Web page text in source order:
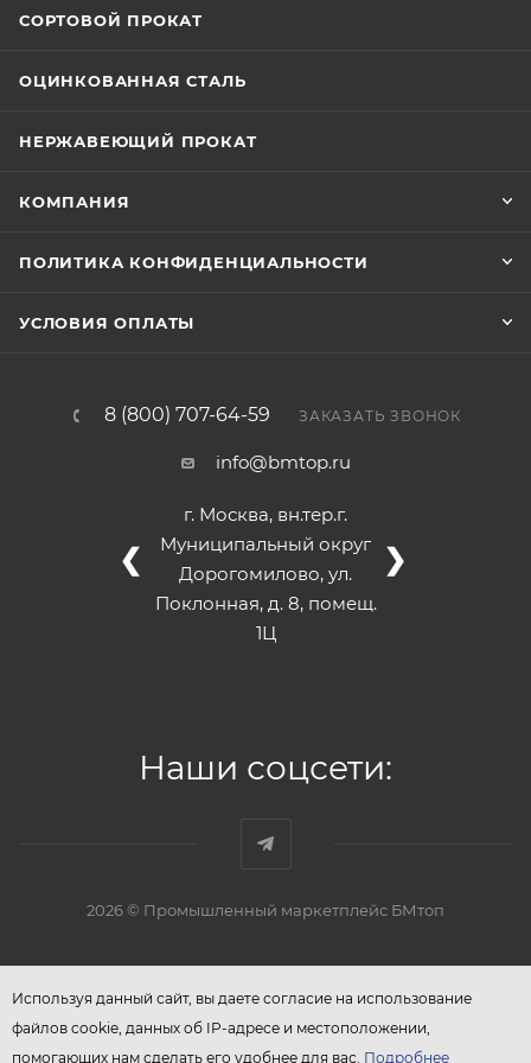
СОРТОВОЙ ПРОКАТ
ОЦИНКОВАННАЯ СТАЛЬ
НЕРЖАВЕЮЩИЙ ПРОКАТ
КОМПАНИЯ
ПОЛИТИКА КОНФИДЕНЦИАЛЬНОСТИ
УСЛОВИЯ ОПЛАТЫ
8 (800) 707-64-59 ЗАКАЗАТЬ ЗВОНОК
info@bmtop.ru
г. Москва, вн.тер.г.
Муниципальный округ
Дорогомилово, ул.
Поклонная, д. 8, помещ.
1Ц
❮ ❯
Наши соцсети:
2026 © Промышленный маркетплейс БМтоп
Используя данный сайт, вы даете согласие на использование
файлов cookie, данных об IP-адресе и местоположении,
помогающих нам сделать его удобнее для вас. Подробнее